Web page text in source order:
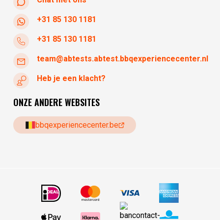
+31 85 130 1181
+31 85 130 1181
team@abtests.abtest.bbqexperiencecenter.nl
Heb je een klacht?
ONZE ANDERE WEBSITES
bbqexperiencecenter.be